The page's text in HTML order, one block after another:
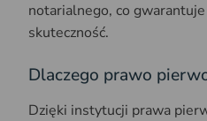
notarialnego, co
skuteczność.
Dlaczego prawo
Dzięki instytucji prawa